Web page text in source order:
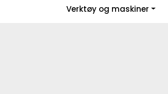
Skip to main content
Facebook | Instagram
Verktøy og maskiner